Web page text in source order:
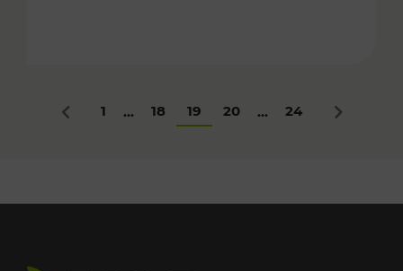
Zurück
1 ... 18 19 20 ... 24 Nächstes